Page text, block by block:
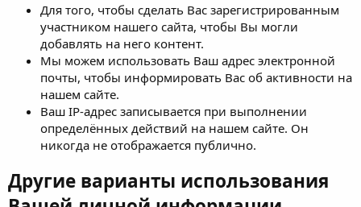
Для того, чтобы сделать Вас зарегистрированным
участником нашего сайта, чтобы Вы могли
добавлять на него контент.
Мы можем использовать Ваш адрес электронной
почты, чтобы информировать Вас об активности на
нашем сайте.
Ваш IP-адрес записывается при выполнении
определённых действий на нашем сайте. Он
никогда не отображается публично.
Другие варианты использования